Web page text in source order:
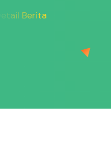
Detail Berita